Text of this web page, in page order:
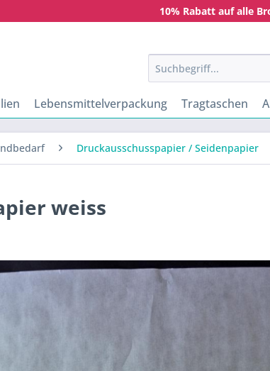
10% Rabatt auf alle
Lebensmittelverpackung Tragtaschen
Druckausschusspapier / Seidenpapier
weiss